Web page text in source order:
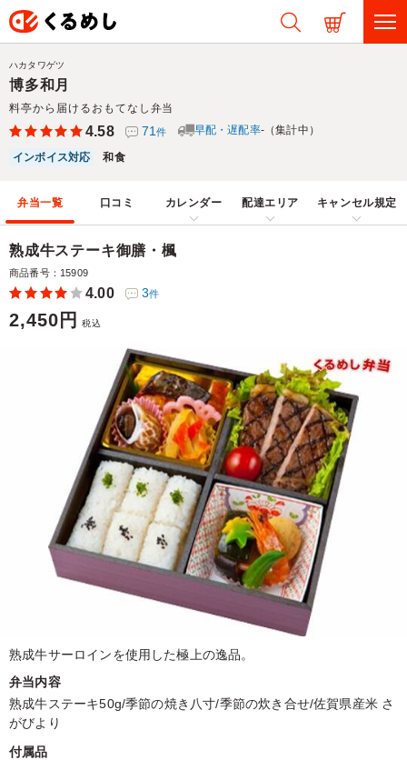
博多和月
料亭から届けるおもてなし弁当
ハカタワゲツ
4.58 71件 早配・遅配率-（集計中）
インボイス対応 和食
弁当一覧 口コミ カレンダー 配達エリア キャンセル規定
熟成牛ステーキ御膳・楓
商品番号：15909
4.00 3件
2,450円 税込
熟成牛サーロインを使用した極上の逸品。
弁当内容
熟成牛ステーキ50g/季節の焼き八寸/季節の炊き合せ/佐賀県産米 さ
がびより
付属品